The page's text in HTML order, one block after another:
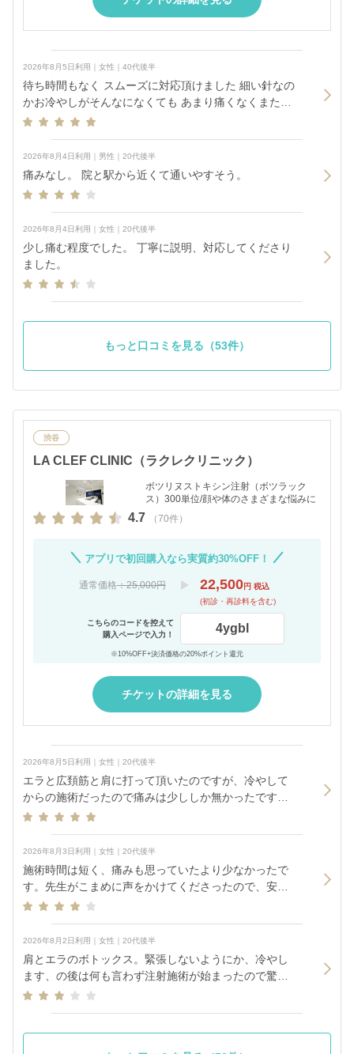
2026年8月5日利用｜女性｜40代後半
待ち時間もなく スムーズに対応頂けました 細い針なの
かお冷やしがそんなになくても あまり痛くなくまたお
伺いしたいです
2026年8月4日利用｜男性｜20代後半
痛みなし。 院と駅から近くて通いやすそう。
2026年8月4日利用｜女性｜20代後半
少し痛む程度でした。 丁寧に説明、対応してくださり
ました。
もっと口コミを見る（53件）
渋谷
LA CLEF CLINIC（ラクレクリニック）
ボツリヌストキシン注射（ボツラック
ス）300単位/顔や体のさまざまな悩みに
4.7 （70件）
アプリで初回購入なら実質約30%OFF！
通常価格：25,000円 22,500円 税込
(初診・再診料を含む)
こちらのコードを控えて
購入ページで入力！
4ygbl
※10%OFF+決済価格の20%ポイント還元
チケットの詳細を見る
2026年8月5日利用｜女性｜20代後半
エラと広頚筋と肩に打って頂いたのですが、冷やして
からの施術だったので痛みは少ししか無かったです。
特に違和感や腫れなど感じません。
2026年8月3日利用｜女性｜20代後半
施術時間は短く、痛みも思っていたより少なかったで
す。先生がこまめに声をかけてくださったので、安心
して受けることができました。まだ施術直後なので効
も利用しやすく、全体的に満足しています
2026年8月2日利用｜女性｜20代後半
肩とエラのボトックス。緊張しないようにか、冷やし
ます、の後は何も言わず注射施術が始まったので驚き
ましたがその方がよかったのかも？効果が出るのが楽